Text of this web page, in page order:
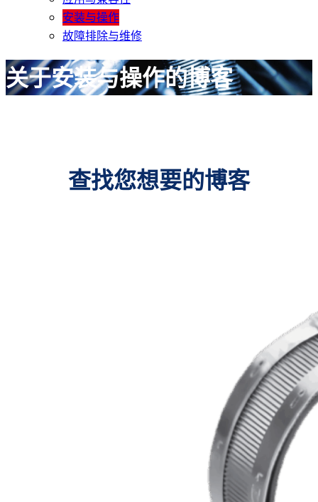
安装与操作
故障排除与维修
关于安装与操作的博客
查找您想要的博客